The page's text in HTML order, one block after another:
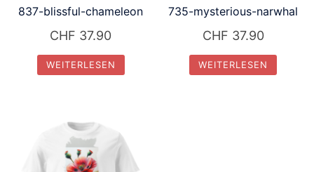
837-blissful-chameleon
CHF 37.90
WEITERLESEN
735-mysterious-narwhal
CHF 37.90
WEITERLESEN